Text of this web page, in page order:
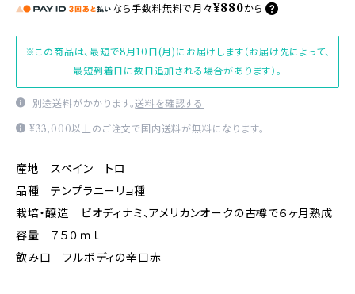
なら 手数料無料で 月々¥880から
※この商品は、最短で8月10日(月)にお届けします（お届け先によって、
最短到着日に数日追加される場合があります）。
別途送料がかかります。送料を確認する
¥33,000以上のご注文で国内送料が無料になります。
産地 スペイン トロ
品種 テンプラニーリョ種
栽培・醸造 ビオディナミ、アメリカンオークの古樽で６ヶ月熟成
容量 ７５０ｍｌ
飲み口 フルボディの辛口赤